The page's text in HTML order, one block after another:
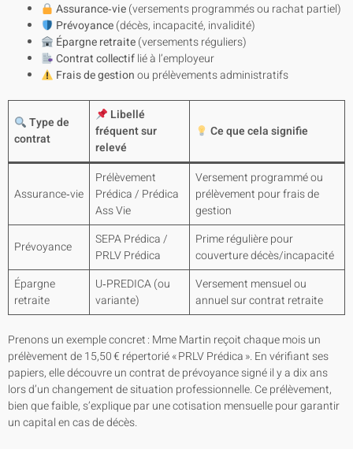
Assurance‑vie(versements programmés ou rachat partiel)
Prévoyance(décès, incapacité, invalidité)
Épargne retraite(versements réguliers)
Contrat collectiflié à l’employeur
Frais de gestionou prélèvements administratifs
Type de
contrat
Libellé
fréquent sur
relevé
Ce que cela signifie
Assurance‑vie
Prélèvement
Prédica / Prédica
Ass Vie
Versement programmé ou
prélèvement pour frais de
gestion
Prévoyance
SEPA Prédica /
PRLV Prédica
Prime régulière pour
couverture décès/incapacité
Épargne
retraite
U‑PREDICA (ou
variante)
Versement mensuel ou
annuel sur contrat retraite
Prenons un exemple concret : Mme Martin reçoit chaque mois un
prélèvement de 15,50 € répertorié « PRLV Prédica ». En vérifiant ses
papiers, elle découvre un contrat de prévoyance signé il y a dix ans
lors d’un changement de situation professionnelle. Ce prélèvement,
bien que faible, s’explique par une cotisation mensuelle pour garantir
un capital en cas de décès.